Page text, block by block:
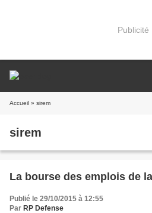
Publicité
Accueil » sirem
sirem
La bourse des emplois de
Publié le 29/10/2015 à 12:55
Par RP Defense